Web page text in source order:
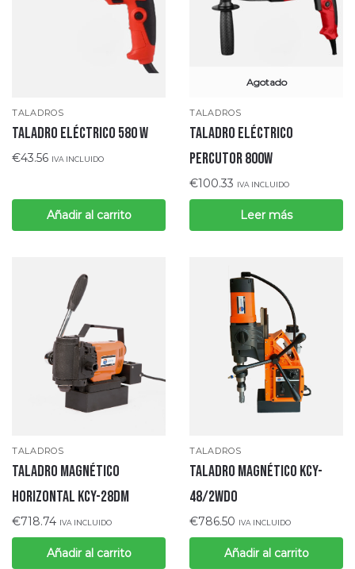
TALADROS
TALADRO ELÉCTRICO 580 W
€43.56 IVA INCLUIDO
Añadir al carrito
Agotado
TALADROS
TALADRO ELÉCTRICO
PERCUTOR 800W
€100.33 IVA INCLUIDO
Leer más
TALADROS
TALADRO MAGNÉTICO
HORIZONTAL KCY-28DM
€718.74 IVA INCLUIDO
Añadir al carrito
TALADROS
TALADRO MAGNÉTICO KCY-
48/2WDO
€786.50 IVA INCLUIDO
Añadir al carrito